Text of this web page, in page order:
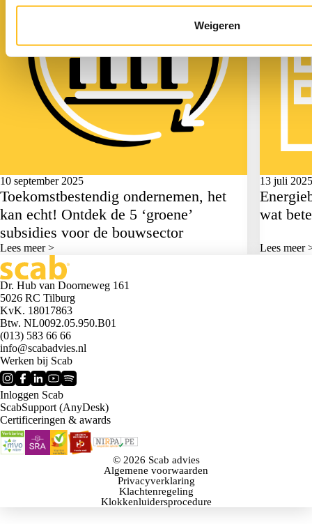
Weigeren
10 september 2025
Toekomstbestendig ondernemen, het
kan echt! Ontdek de 5 ‘groene’
subsidies voor de bouwsector
Lees meer >
13 juli 2025
wat
Lees meer
Dr. Hub van Doorneweg 161
5026 RC Tilburg
KvK. 18017863
Btw. NL0092.05.950.B01
(013) 583 66 66
info@scabadvies.nl
Werken bij Scab
Inloggen Scab
ScabSupport (AnyDesk)
Certificeringen & awards
© 2026 Scab advies
Algemene voorwaarden
Privacyverklaring
Klachtenregeling
Klokkenluidersprocedure